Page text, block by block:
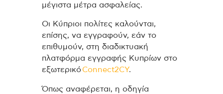
μέγιστα μέτρα ασφαλείας.
Οι Κύπριοι πολίτες καλούνται,
επίσης, να εγγραφούν, εάν το
επιθυμούν, στη διαδικτυακή
πλατφόρμα εγγραφής Κυπρίων στο
εξωτερικόConnect2CY.
Όπως αναφέρεται, η οδηγία